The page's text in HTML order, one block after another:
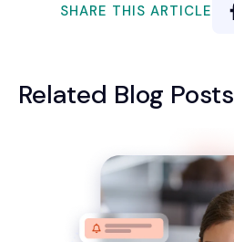
SHARE THIS ARTICLE
Related Blog Posts